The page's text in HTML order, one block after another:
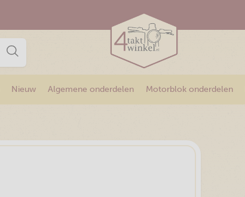
Nieuw Algemene onderdelen Motorblok onderdelen